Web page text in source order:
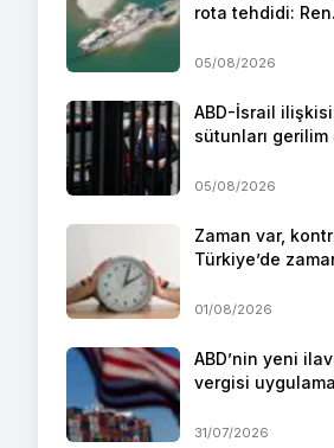
rota tehdidi:
05/08/2026
ABD-İsrail
sütunları gerilim
05/08/2026
Zaman var,
Türkiye’de
01/08/2026
ABD’nin yeni
vergisi
31/07/2026